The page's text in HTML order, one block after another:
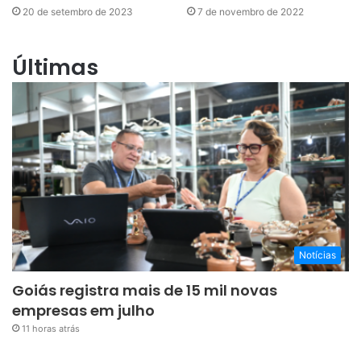
20 de setembro de 2023 7 de novembro de 2022
Últimas
Notícias
Goiás registra mais de 15 mil novas
empresas em julho
11 horas atrás